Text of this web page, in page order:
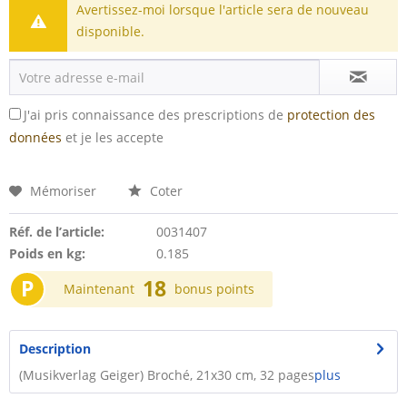
Avertissez-moi lorsque l'article sera de nouveau
disponible.
J'ai pris connaissance des prescriptions de protection des
données et je les accepte
Mémoriser Coter
Réf. de l’article:
0031407
Poids en kg:
0.185
P Maintenant 18 bonus points
Description
(Musikverlag Geiger) Broché, 21x30 cm, 32 pagesplus